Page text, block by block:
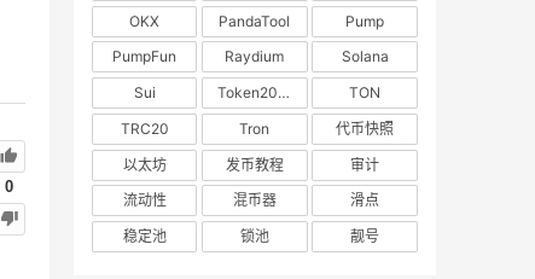
0
OKX
PandaTool
Pump
PumpFun
Raydium
Solana
Sui
Token2022
TON
TRC20
Tron
代币快照
以太坊
发币教程
审计
流动性
混币器
滑点
稳定池
锁池 靓号